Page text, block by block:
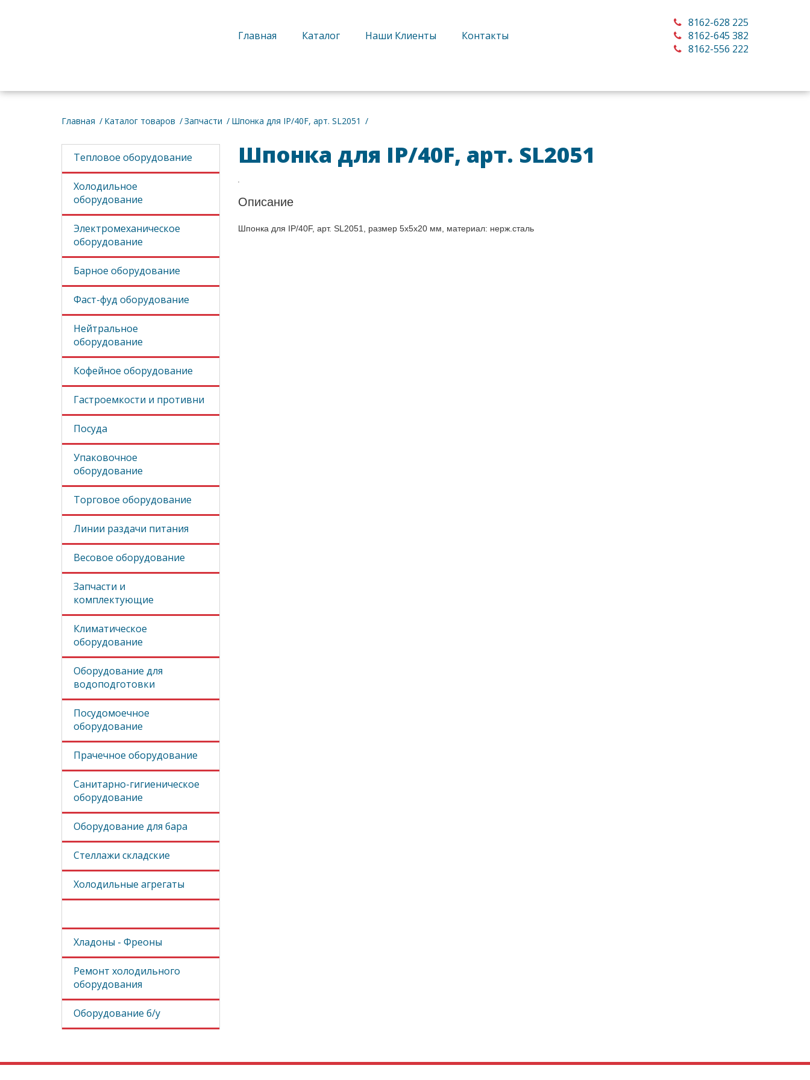
Главная Каталог Наши Клиенты Контакты
8162-628 225
8162-645 382
8162-556 222
Главная Каталог товаров Запчасти Шпонка для IP/40F, арт. SL2051
Тепловое оборудование
Холодильное
оборудование
Электромеханическое
оборудование
Барное оборудование
Фаст-фуд оборудование
Нейтральное
оборудование
Кофейное оборудование
Гастроемкости и противни
Посуда
Упаковочное
оборудование
Торговое оборудование
Линии раздачи питания
Весовое оборудование
Запчасти и
комплектующие
Климатическое
оборудование
Оборудование для
водоподготовки
Посудомоечное
оборудование
Прачечное оборудование
Санитарно-гигиеническое
оборудование
Оборудование для бара
Стеллажи складские
Холодильные агрегаты
Хладоны - Фреоны
Ремонт холодильного
оборудования
Оборудование б/у
Шпонка для IP/40F, арт. SL2051
Описание
Шпонка для IP/40F, арт. SL2051, размер 5х5х20 мм, материал: нерж.сталь